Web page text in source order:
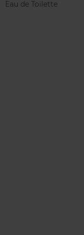
Eau de Toilette